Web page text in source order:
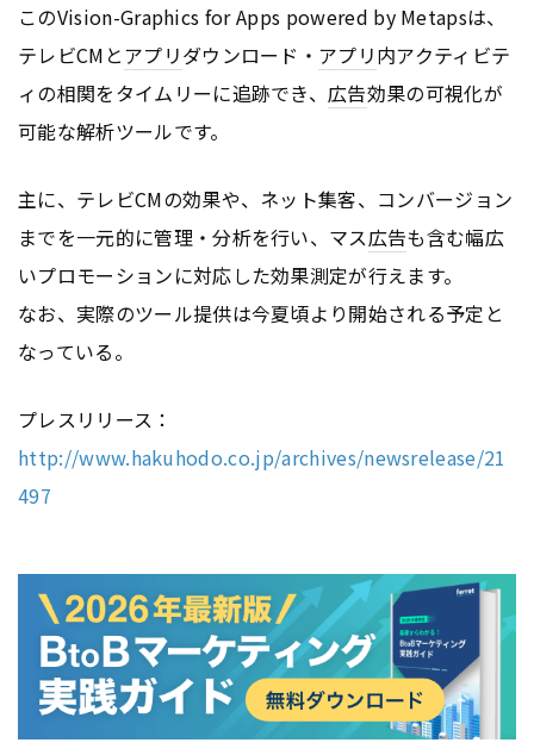
このVision-Graphics for Apps powered by Metapsは、
テレビCMとアプリダウンロード・ アプリ内アクティビテ
ィの相関をタイムリーに追跡でき、広告効果の可視化が
可能な解析ツールです。
主に、テレビCMの効果や、ネット集客、コンバージョン
までを一元的に管理・分析を行い、マス広告も含む幅広
いプロモーションに対応した効果測定が行えます。
なお、実際のツール提供は今夏頃より開始される予定と
なっている。
プレスリリース：
http://www.hakuhodo.co.jp/archives/newsrelease/21
497